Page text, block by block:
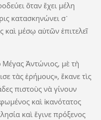
ὅταν ἔχει μέλη
κατασκηνώνει σ᾿
μέσῳ αὐτῶν ἐπιτελεῖ
Ἀντώνιος, μὲ τὴ
τὰς ἐρήμους», ἔκανε τὶς
πιστοὺς νὰ γίνουν
καὶ ἱκανότατος
καὶ ἔγινε πρόξενος